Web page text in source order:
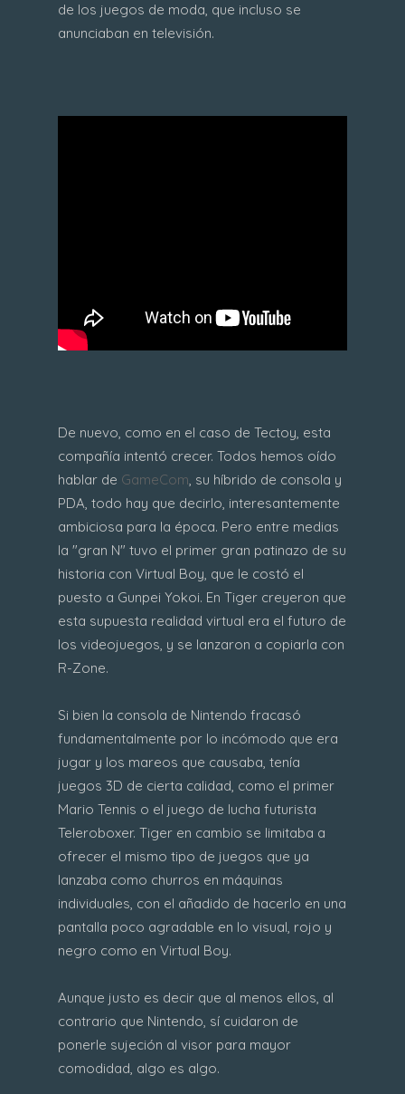
de los juegos de moda, que incluso se
anunciaban en televisión.
De nuevo, como en el caso de Tectoy, esta
compañía intentó crecer. Todos hemos oído
hablar de GameCom, su híbrido de consola y
PDA, todo hay que decirlo, interesantemente
ambiciosa para la época. Pero entre medias
la "gran N" tuvo el primer gran patinazo de su
historia con Virtual Boy, que le costó el
puesto a Gunpei Yokoi. En Tiger creyeron que
esta supuesta realidad virtual era el futuro de
los videojuegos, y se lanzaron a copiarla con
R-Zone.
Si bien la consola de Nintendo fracasó
fundamentalmente por lo incómodo que era
jugar y los mareos que causaba, tenía
juegos 3D de cierta calidad, como el primer
Mario Tennis o el juego de lucha futurista
Teleroboxer. Tiger en cambio se limitaba a
ofrecer el mismo tipo de juegos que ya
lanzaba como churros en máquinas
individuales, con el añadido de hacerlo en una
pantalla poco agradable en lo visual, rojo y
negro como en Virtual Boy.
Aunque justo es decir que al menos ellos, al
contrario que Nintendo, sí cuidaron de
ponerle sujeción al visor para mayor
comodidad, algo es algo.